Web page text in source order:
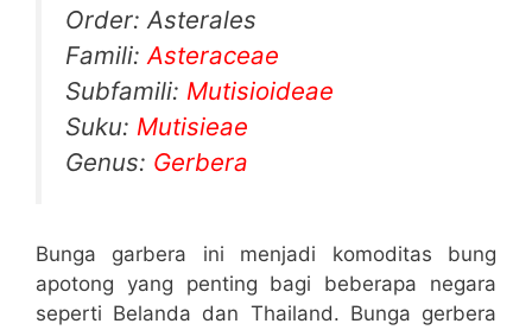
Order: Asterales
Famili: Asteraceae
Subfamili: Mutisioideae
Suku: Mutisieae
Genus: Gerbera
Bunga garbera ini menjadi komoditas bung
apotong yang penting bagi beberapa negara
seperti Belanda dan Thailand. Bunga gerbera